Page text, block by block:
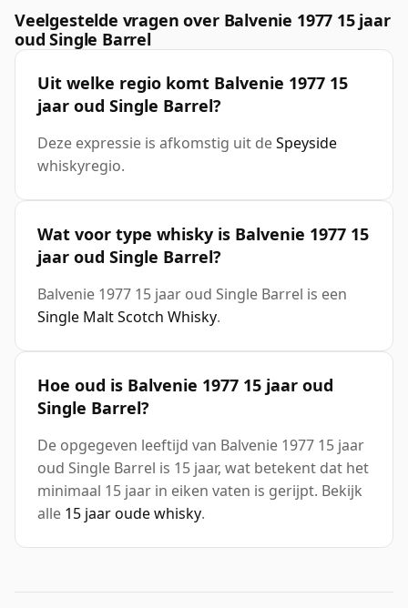
Veelgestelde vragen over Balvenie 1977 15 jaar
oud Single Barrel
Uit welke regio komt Balvenie 1977 15
jaar oud Single Barrel?
Deze expressie is afkomstig uit deSpeyside
whiskyregio.
Wat voor type whisky is Balvenie 1977 15
jaar oud Single Barrel?
Balvenie 1977 15 jaar oud Single Barrel is een
Single Malt Scotch Whisky.
Hoe oud is Balvenie 1977 15 jaar oud
Single Barrel?
De opgegeven leeftijd van Balvenie 1977 15 jaar
oud Single Barrel is 15 jaar, wat betekent dat het
minimaal 15 jaar in eiken vaten is gerijpt. Bekijk
alle 15 jaar oude whisky.